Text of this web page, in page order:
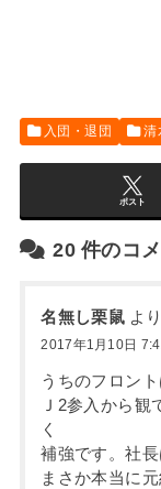
入団・退団 清
ポスト
20件のコ
名無し栗鼠 よ
2017年1月10日
うちのフロン
Ｊ2参入から観
く
補強です。社長
まさか本当に